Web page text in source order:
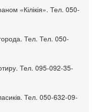
«Кілікія». Тел. 050-
Тел. Тел. 050-
Тел. 095-092-35-
Тел. 050-632-09-